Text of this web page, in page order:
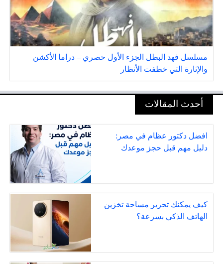
مسلسل فهد البطل الجزء الأول حصري – دراما الأكشن
والإثارة التي خطفت الأنظار
أحدث المقالات
افضل دكتور عظام في مصر:
دليل مهم قبل حجز موعدك
كيف يمكنك تحرير مساحة تخزين
الهاتف الذكي بسرعة؟